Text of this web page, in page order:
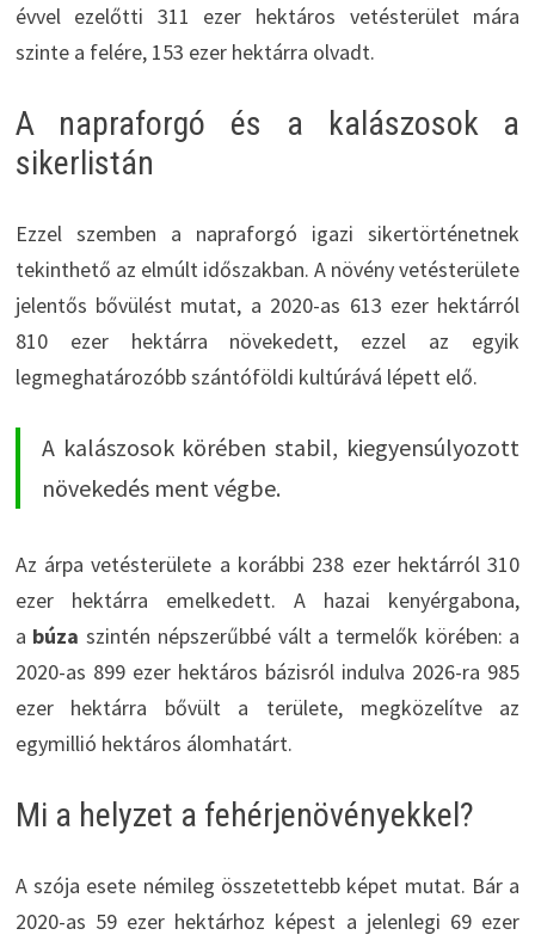
évvel ezelőtti 311 ezer hektáros vetésterület mára
szinte a felére, 153 ezer hektárra olvadt.
A napraforgó és a kalászosok a
sikerlistán
Ezzel szemben a napraforgó igazi sikertörténetnek
tekinthető az elmúlt időszakban. A növény vetésterülete
jelentős bővülést mutat, a 2020-as 613 ezer hektárról
810 ezer hektárra növekedett, ezzel az egyik
legmeghatározóbb szántóföldi kultúrává lépett elő.
A kalászosok körében stabil, kiegyensúlyozott
növekedés ment végbe.
Az árpa vetésterülete a korábbi 238 ezer hektárról 310
ezer hektárra emelkedett. A hazai kenyérgabona,
a búzaszintén népszerűbbé vált a termelők körében: a
2020-as 899 ezer hektáros bázisról indulva 2026-ra 985
ezer hektárra bővült a területe, megközelítve az
egymillió hektáros álomhatárt.
Mi a helyzet a fehérjenövényekkel?
A szója esete némileg összetettebb képet mutat. Bár a
2020-as 59 ezer hektárhoz képest a jelenlegi 69 ezer